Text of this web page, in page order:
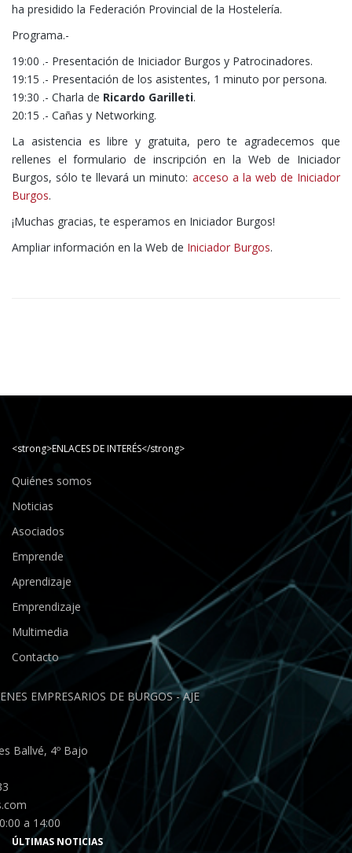
ha presidido la Federación Provincial de la Hostelería.
Programa.-
19:00 .- Presentación de Iniciador Burgos y Patrocinadores.
19:15 .- Presentación de los asistentes, 1 minuto por persona.
19:30 .- Charla de Ricardo Garilleti.
20:15 .- Cañas y Networking.
La asistencia es libre y gratuita, pero te agradecemos que
rellenes el formulario de inscripción en la Web de Iniciador
Burgos, sólo te llevará un minuto: acceso a la web de Iniciador
Burgos.
¡Muchas gracias, te esperamos en Iniciador Burgos!
Ampliar información en la Web de Iniciador Burgos.
<strong>ENLACES DE INTERÉS</strong>
Quiénes somos
Noticias
Asociados
Emprende
Aprendizaje
Emprendizaje
Multimedia
Contacto
EMPRESARIOS DE BURGOS - AJE
Ballvé, 4º Bajo
a 14:00
ÚLTIMAS NOTICIAS